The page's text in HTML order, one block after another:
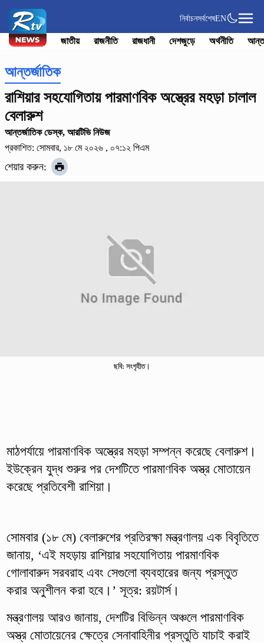
নির্বাচনসর্বশেষEN
জাতীয় রাজনীতি রাজধানী দেশজুড়ে অর্থনীতি
আন্তর্জাতিক
রাশিয়ার সহযোগিতায় পারমাণবিক অস্ত্রের মহড়া চালাল
বেলারুশ
আন্তর্জাতিক ডেস্ক, আরটিভি নিউজ
প্রকাশিত: সোমবার, ১৮ মে ২০২৬ , ০৭:১২ পিএম
শেয়ার করুন:
ছবি: সংগৃহীত।
মাঠপর্যায়ে পারমাণবিক অস্ত্রের মহড়া সম্পন্ন করেছে বেলারুশ।
ইউক্রেন যুদ্ধ শুরুর পর দেশটিতে পারমাণবিক অস্ত্র মোতায়েন
করেছে প্রতিবেশী রাশিয়া।
সোমবার (১৮ মে) বেলারুশের প্রতিরক্ষা মন্ত্রণালয় এক বিবৃতিতে
জানায়, ‘এই মহড়ায় রাশিয়ার সহযোগিতায় পারমাণবিক
গোলাবারুদ সরবরাহ এবং সেগুলো ব্যবহারের জন্য প্রস্তুত
করার অনুশীলন করা হবে।’ সূত্র: রয়টার্স।
মন্ত্রণালয় আরও জানায়, দেশটির বিভিন্ন অঞ্চলে পারমাণবিক
অস্ত্র মোতায়েনের ক্ষেত্রে সেনাবাহিনীর প্রস্তুতি যাচাই করাই